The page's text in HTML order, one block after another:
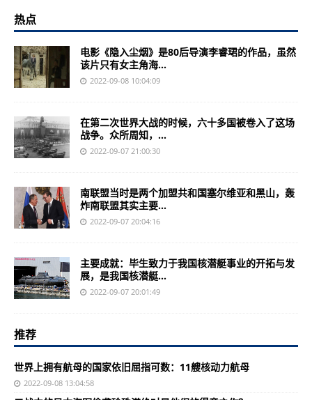
热点
电影《隐入尘烟》是80后导演李睿珺的作品，虽然
该片只有女主角海...
2022-09-08 10:04:09
在第二次世界大战的时候，六十多国被卷入了这场
战争。众所周知，...
2022-09-07 21:00:30
南联盟当时是两个加盟共和国塞尔维亚和黑山，轰
炸南联盟其实主要...
2022-09-07 20:04:16
主要成就：毕生致力于我国核潜艇事业的开拓与发
展，是我国核潜艇...
2022-09-07 20:01:49
推荐
世界上拥有航母的国家依旧屈指可数：11艘核动力航母
2022-09-08 13:04:58